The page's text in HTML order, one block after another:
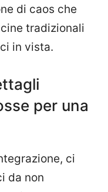
di caos che
tradizionali
in vista.
per una
ci
da non